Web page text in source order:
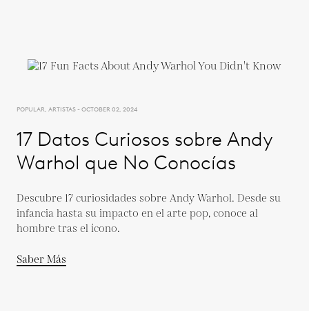
POPULAR, ARTISTAS - OCTOBER 02, 2024
17 Datos Curiosos sobre Andy
Warhol que No Conocías
Descubre 17 curiosidades sobre Andy Warhol. Desde su
infancia hasta su impacto en el arte pop, conoce al
hombre tras el ícono.
Saber Más